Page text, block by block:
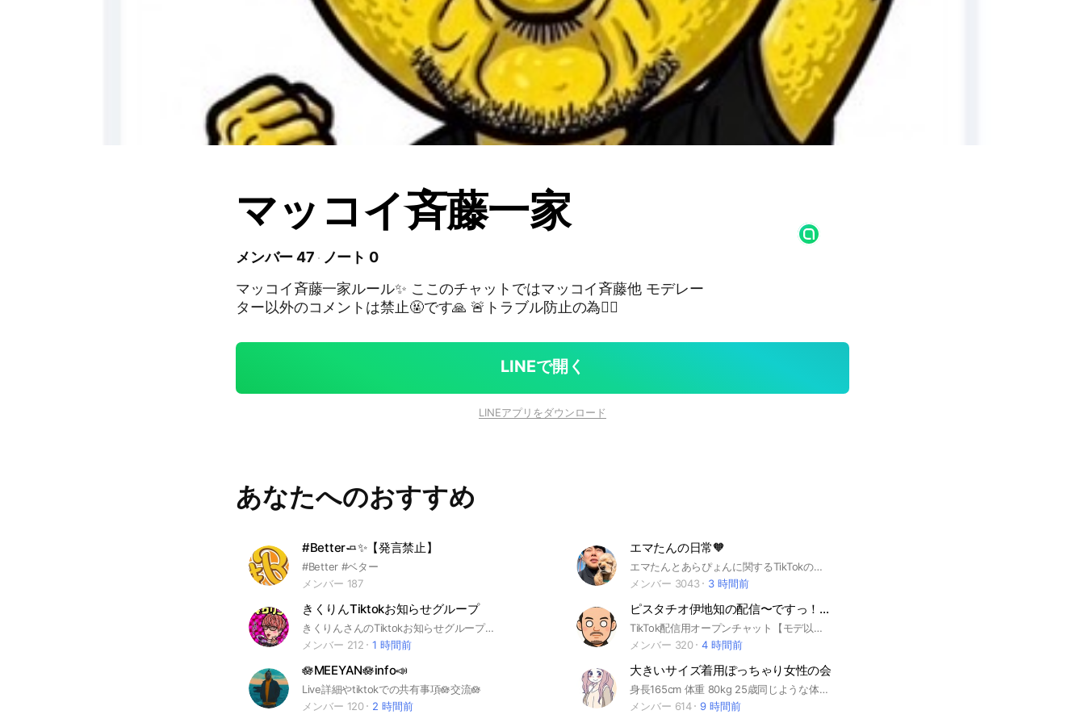
マッコイ斉藤一家
メンバー 47
ノート 0
マッコイ斉藤一家ルール✨ ここのチャットではマッコイ斉藤他 モデレー
ター以外のコメントは禁止🤬です🙏 🚨トラブル防止の為🙇‍♂️
LINEで開く
LINEアプリをダウンロード
あなたへのおすすめ
#Better🧈✨【発言禁止】
#Better #ベター
メンバー 187
エマたんの日常🧡
エマたんとあらぴょんに関するTikTokの情報を共有していきます😃🧡
メンバー 3043
3 時間前
きくりんTiktokお知らせグループ
きくりんさんのTiktokお知らせグループです！
メンバー 212
1 時間前
ピスタチオ伊地知の配信〜ですっ！なんのっ🙄🥸
TikTok配信用オープンチャット【モデ以外発言禁止】
メンバー 320
4 時間前
🪷MEEYAN🪷info📣
Live詳細やtiktokでの共有事項🪷交流🪷
メンバー 120
2 時間前
大きいサイズ着用ぽっちゃり女性の会
身長165cm 体重 80kg 25歳同じような体型の方とファッション、ダイエット、生活のあれこれなど共有できたら楽しいなと思って作ってみました。どこで服買ってるよーとか、何したら痩せた！など💕一緒に情報交換出来たら嬉しいです☺️ゆるーくダイエットも頑張ってるのでそちらも励ましあえたらと思います(笑) ⚠️男子禁制です。 ⚠️こちらではプラスサイズ(3L以上)着用の方をぽっちゃり女性と定義しております！普通体型の方は退出いただく場合がございます。(6/12以前からいらっしゃるぽっちゃりさんは大丈夫です)⚠️ #ダイエット #プラスサイズ #ぽっちゃり #でぶ #痩せる #ファッション
メンバー 614
9 時間前